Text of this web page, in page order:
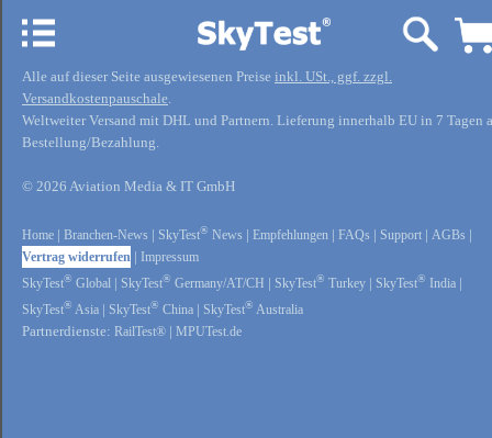
Alle auf dieser Seite ausgewiesenen Preise inkl. USt., ggf. zzgl.
Versandkostenpauschale.
Weltweiter Versand mit DHL und Partnern. Lieferung innerhalb EU in 7 Tagen
Bestellung/Bezahlung.
© 2026 Aviation Media & IT GmbH
Home Branchen-News SkyTest® News Empfehlungen FAQs Support AGBs
Vertrag widerrufen
Impressum
SkyTest® Global SkyTest® Germany/AT/CH SkyTest® Turkey SkyTest® India
SkyTest® Asia SkyTest® China SkyTest® Australia
Partnerdienste: RailTest® MPUTest.de